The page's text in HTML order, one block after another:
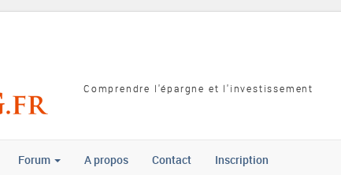
Comprendre l'épargne et l'investissement
Forum A propos Contact Inscription